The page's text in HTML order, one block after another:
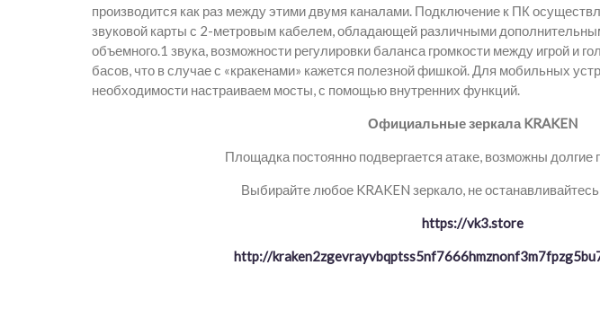
производится как раз между этими двумя каналами. Подключение к ПК
звуковой карты с 2-метровым кабелем, обладающей различными
объемного.1 звука, возможности регулировки баланса громкости между игрой и
басов, что в случае с «кракенами» кажется полезной фишкой. Для мобильных
необходимости настраиваем мосты, с помощью внутренних функций.
Официальные зеркала KRAKEN
Площадка постоянно подвергается атаке, возможны долгие
Выбирайте любое KRAKEN зеркало, не
https://vk3.store
http://